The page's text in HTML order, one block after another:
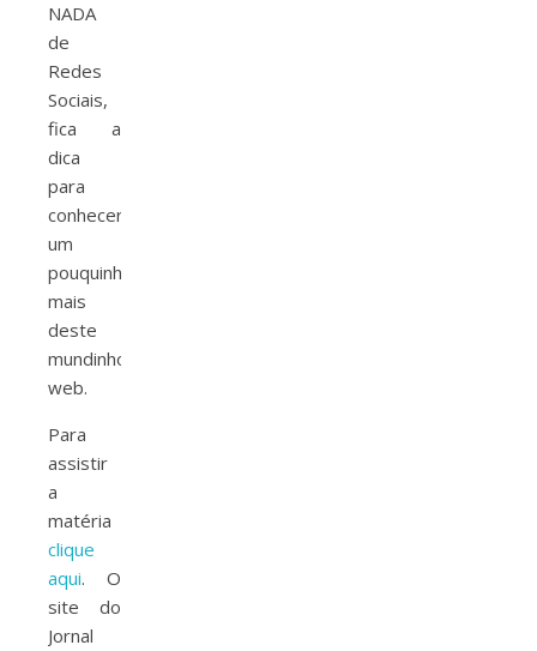
NADA
de
Redes
Sociais,
fica a
dica
para
conhecer
um
pouquinho
mais
deste
mundinho
web.
Para
assistir
a
matéria
clique
aqui. O
site do
Jornal